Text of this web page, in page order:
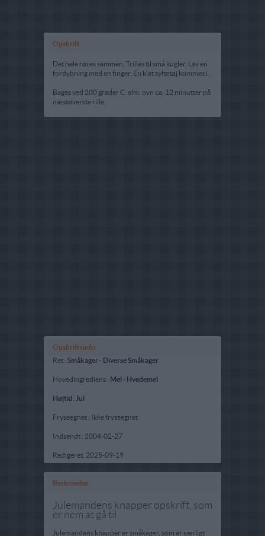
Opskrift
Det hele røres sammen. Trilles til små kugler. Lav en
fordybning med en finger. En klat syltetøj kommes i.
Bages ved 200 grader C. alm. ovn ca. 12 minutter på
næstøverste rille.
Opskriftsinfo
Ret : Småkager - Diverse Småkager
Hovedingrediens : Mel - Hvedemel
Højtid : Jul
Fryseegnet : Ikke fryseegnet
Indsendt : 2004-02-27
Redigeret: 2025-09-19
Beskrivelse
Julemandens knapper opskrift, som
er nem at gå til
Julemandens knapper er småkager, som er særligt